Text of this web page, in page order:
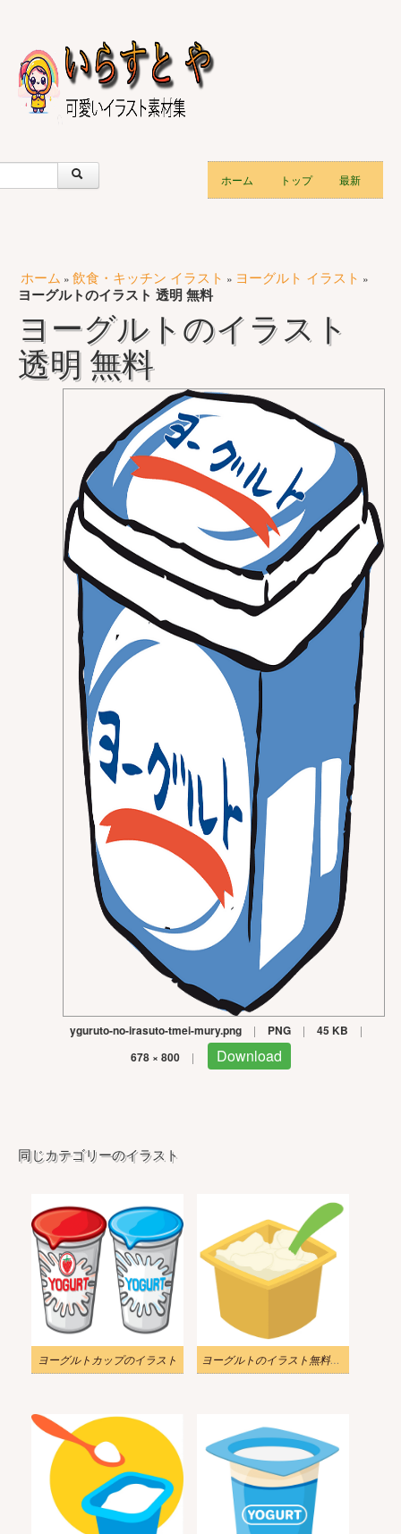
ホーム トップ 最新
ホーム » 飲食・キッチン イラスト » ヨーグルト イラスト »
ヨーグルトのイラスト 透明 無料
ヨーグルトのイラスト
透明 無料
yguruto-no-irasuto-tmei-mury.png | PNG | 45 KB |
678 × 800 | Download
同じカテゴリーのイラスト
ヨーグルトカップのイラスト ヨーグルトのイラスト無料画像